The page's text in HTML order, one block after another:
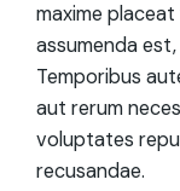
maxime
assumenda
Temporibus
aut rerum
voluptates
recusandae.